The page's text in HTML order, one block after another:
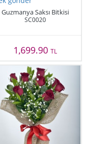
Guzmanya Saksı Bitkisi
SC0020
1,699.90 TL